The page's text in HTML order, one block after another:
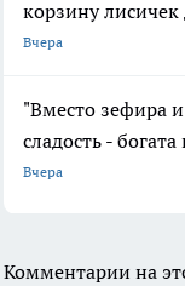
корзину лисичек
Вчера
"Вместо зефира
сладость -
Вчера
Комментарии на